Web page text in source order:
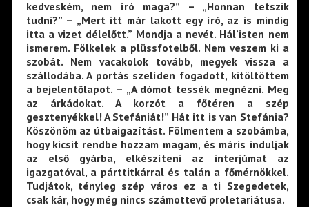
kedveském, nem író maga?” – „Honnan tetszik
tudni?” – „Mert itt már lakott egy író, az is mindig
itta a vizet délelőtt.” Mondja a nevét. Hál’isten nem
ismerem. Fölkelek a plüssfotelből. Nem veszem ki a
szobát. Nem vacakolok tovább, megyek vissza a
szállodába. A portás szelíden fogadott, kitöltöttem
a bejelentőlapot. – „A dómot tessék megnézni. Meg
az árkádokat. A korzót a főtéren a szép
gesztenyékkel! A Stefániát!” Hát itt is van Stefánia?
Köszönöm az útbaigazítást. Fölmentem a szobámba,
hogy kicsit rendbe hozzam magam, és máris induljak
az első gyárba, elkészíteni az interjúmat az
igazgatóval, a párttitkárral és talán a főmérnökkel.
Tudjátok, tényleg szép város ez a ti Szegedetek,
csak kár, hogy még nincs számottevő proletariátusa.